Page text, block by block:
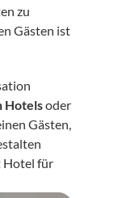
zu
Gästen ist
Hotels oder
Gästen,
Hotel für